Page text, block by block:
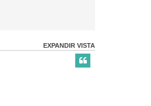
EXPANDIR VISTA